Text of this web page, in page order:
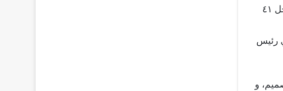
الأعمال تجري علي قدم وساق في تنفيذ مشروعات المبادرة الرئاسيه حياه كريمه داخل ٤١
رئيس
و